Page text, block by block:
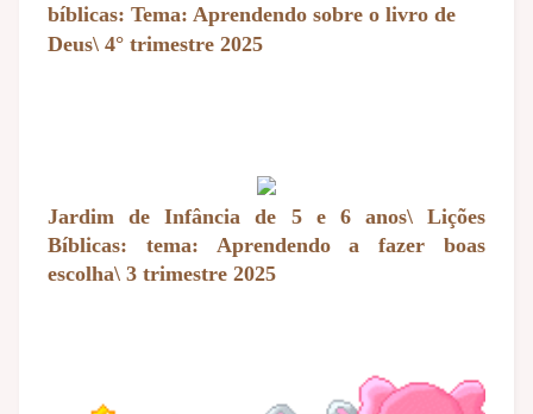
bíblicas: Tema: Aprendendo sobre o livro de
Deus\ 4° trimestre 2025
Jardim de Infância de 5 e 6 anos\ Lições
Bíblicas: tema: Aprendendo a fazer boas
escolha\ 3 trimestre 2025